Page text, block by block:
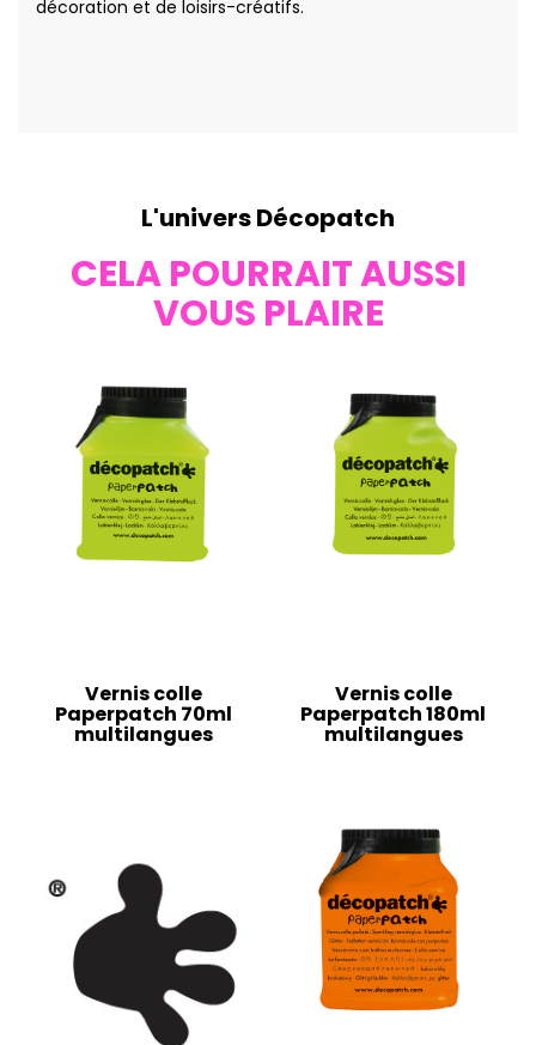
décoration et de loisirs-créatifs.
L'univers Décopatch
CELA POURRAIT AUSSI
VOUS PLAIRE
Vernis colle
Paperpatch 70ml
multilangues
Vernis colle
Paperpatch 180ml
multilangues